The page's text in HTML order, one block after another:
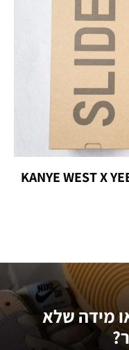
KANYE WEST X
מידה שלא